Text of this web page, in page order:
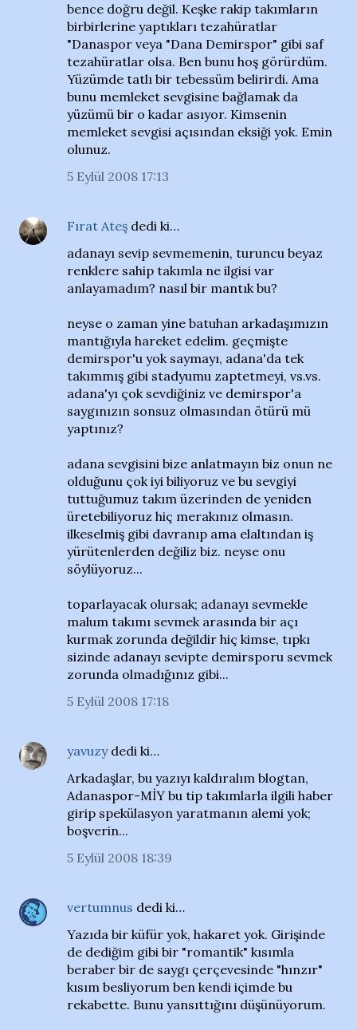
bence doğru değil. Keşke rakip takımların
birbirlerine yaptıkları tezahüratlar
"Danaspor veya "Dana Demirspor" gibi saf
tezahüratlar olsa. Ben bunu hoş görürdüm.
Yüzümde tatlı bir tebessüm belirirdi. Ama
bunu memleket sevgisine bağlamak da
yüzümü bir o kadar asıyor. Kimsenin
memleket sevgisi açısından eksiği yok. Emin
olunuz.
5 Eylül 2008 17:13
Fırat Ateş dedi ki…
adanayı sevip sevmemenin, turuncu beyaz
renklere sahip takımla ne ilgisi var
anlayamadım? nasıl bir mantık bu?
neyse o zaman yine batuhan arkadaşımızın
mantığıyla hareket edelim. geçmişte
demirspor'u yok saymayı, adana'da tek
takımmış gibi stadyumu zaptetmeyi, vs.vs.
adana'yı çok sevdiğiniz ve demirspor'a
saygınızın sonsuz olmasından ötürü mü
yaptınız?
adana sevgisini bize anlatmayın biz onun ne
olduğunu çok iyi biliyoruz ve bu sevgiyi
tuttuğumuz takım üzerinden de yeniden
üretebiliyoruz hiç merakınız olmasın.
ilkeselmiş gibi davranıp ama elaltından iş
yürütenlerden değiliz biz. neyse onu
söylüyoruz...
toparlayacak olursak; adanayı sevmekle
malum takımı sevmek arasında bir açı
kurmak zorunda değildir hiç kimse, tıpkı
sizinde adanayı sevipte demirsporu sevmek
zorunda olmadığınız gibi...
5 Eylül 2008 17:18
yavuzydedi ki…
Arkadaşlar, bu yazıyı kaldıralım blogtan,
Adanaspor-MİY bu tip takımlarla ilgili haber
girip spekülasyon yaratmanın alemi yok;
boşverin...
5 Eylül 2008 18:39
vertumnus dedi ki…
Yazıda bir küfür yok, hakaret yok. Girişinde
de dediğim gibi bir "romantik" kısımla
beraber bir de saygı çerçevesinde "hınzır"
kısım besliyorum ben kendi içimde bu
rekabette. Bunu yansıttığını düşünüyorum.